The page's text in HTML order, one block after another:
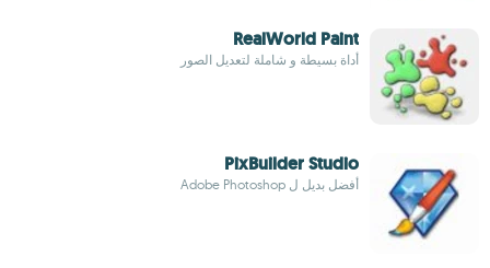
RealWorld Paint
أداة بسيطة و شاملة لتعديل الصور
PixBuilder Studio
أفضل بديل ل Adobe Photoshop